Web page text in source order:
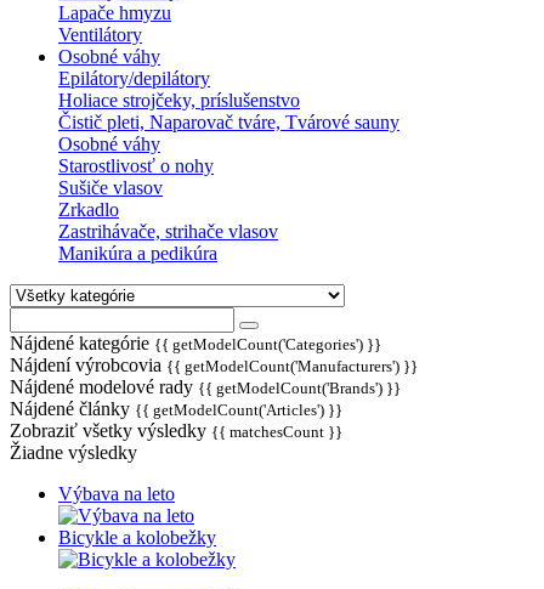
Lapače hmyzu
Ventilátory
Osobné váhy
Epilátory/depilátory
Holiace strojčeky, príslušenstvo
Čistič pleti, Naparovač tváre, Tvárové sauny
Osobné váhy
Starostlivosť o nohy
Sušiče vlasov
Zrkadlo
Zastrihávače, strihače vlasov
Manikúra a pedikúra
Nájdené kategórie {{ getModelCount('Categories') }}
Nájdení výrobcovia {{ getModelCount('Manufacturers') }}
Nájdené modelové rady {{ getModelCount('Brands') }}
Nájdené články {{ getModelCount('Articles') }}
Zobraziť všetky výsledky {{ matchesCount }}
Žiadne výsledky
Výbava na leto
Bicykle a kolobežky